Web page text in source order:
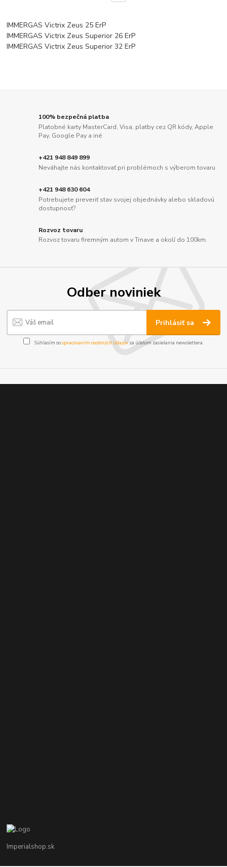
IMMERGAS Victrix Zeus 25 ErP
IMMERGAS Victrix Zeus Superior 26 ErP
IMMERGAS Victrix Zeus Superior 32 ErP
100% bezpečná platba
Platobné karty MasterCard, Visa, platby cez QR kódy, Apple
Pay, Google Pay a iné
+421 948 849 899
Neváhajte nás kontaktovať pri problémoch s výberom tovaru
+421 948 630 604
Potrebujete preveriť stav svojej objednávky alebo skladovú
dostupnosť?
Rozvoz tovaru
Rozvoz tovaru firemným autom v Trnave a okolí do 100km.
Odber noviniek
Prihlásiť sa
Súhlasím sospracovaním osobných údajov za účelom zasielania newslettera.
Imperialshop.sk